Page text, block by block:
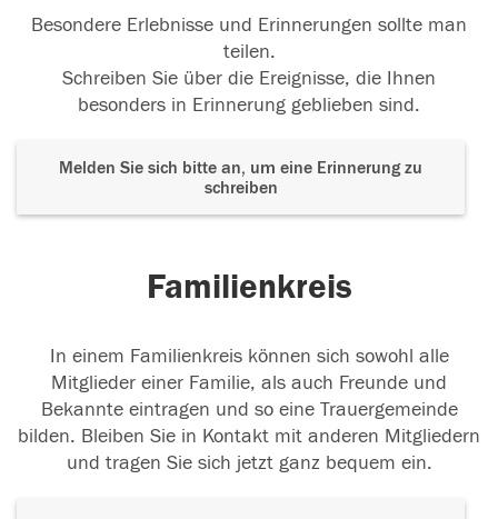
Besondere Erlebnisse und Erinnerungen sollte man
teilen.
Schreiben Sie über die Ereignisse, die Ihnen
besonders in Erinnerung geblieben sind.
Melden Sie sich bitte an, um eine Erinnerung zu
schreiben
Familienkreis
In einem Familienkreis können sich sowohl alle
Mitglieder einer Familie, als auch Freunde und
Bekannte eintragen und so eine Trauergemeinde
bilden. Bleiben Sie in Kontakt mit anderen Mitgliedern
und tragen Sie sich jetzt ganz bequem ein.